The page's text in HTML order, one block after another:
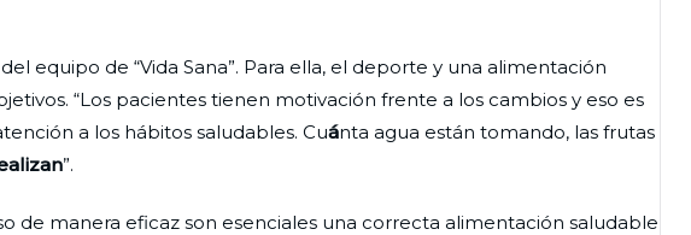
equipo de “Vida Sana”. Para ella, el deporte y una alimentación
“Los pacientes tienen motivación frente a los cambios y eso es
a los hábitos saludables. Cuánta agua están tomando, las frutas
”.
de manera eficaz son esenciales una correcta alimentación saludable